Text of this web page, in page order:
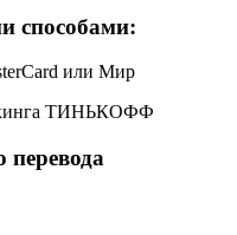
способами:
или Мир
ТИНЬКОФФ
перевода